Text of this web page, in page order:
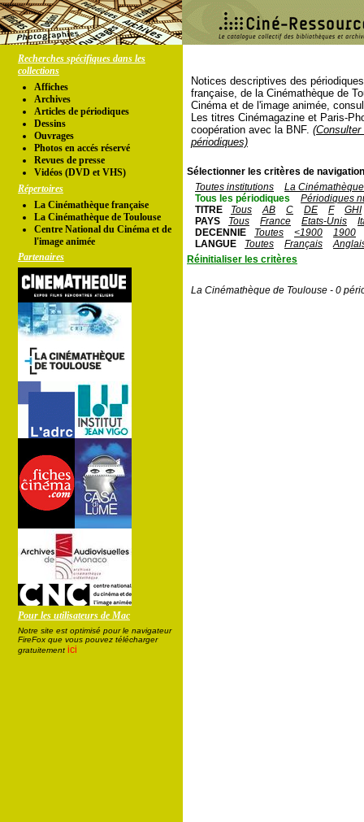
Recherches spécifiques dans les
collections
Affiches
Archives
Articles de périodiques
Dessins
Ouvrages
Photos en accés réservé
Revues de presse
Vidéos (DVD et VHS)
Répertoires
La Cinémathèque française
La Cinémathèque de Toulouse
Centre National du Cinéma et de
l'image animée
Partenaires
Pour les utilisateurs de Mac
Notre site est optimisé pour le navigateur
FireFox que vous pouvez télécharger
gratuitement ici
Notices descriptives des
française, de la Cinémathèque de
Cinéma et de l'image animée,
Les titres Cinémagazine et Paris-
coopération avec la BNF.
périodiques)
Sélectionner les critères de
Toutes institutions
La
Tous les périodiques
Périodiques
TITRE
Tous AB C DE F
GHI
PAYS
Tous France Etats-Unis
DECENNIE
Toutes <1900
1900
LANGUE
Toutes Français
Réinitialiser les critères
La Cinémathèque de Toulouse - 0